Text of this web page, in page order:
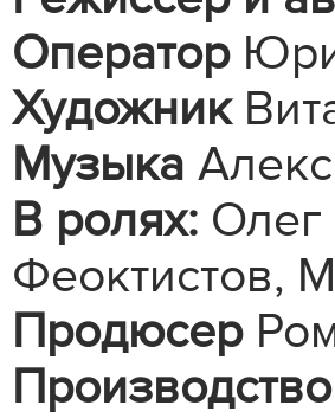
Оператор
Художник
Музыка
В ролях:
Феоктистов,
Продюсер
Производство